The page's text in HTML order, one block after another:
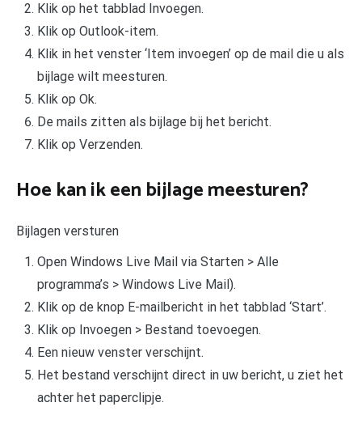
Klik op het tabblad Invoegen.
Klik op Outlook-item.
Klik in het venster ‘Item invoegen’ op de mail die u als
bijlage wilt meesturen.
Klik op Ok.
De mails zitten als bijlage bij het bericht.
Klik op Verzenden.
Hoe kan ik een bijlage meesturen?
Bijlagen versturen
Open Windows Live Mail via Starten > Alle
programma’s > Windows Live Mail).
Klik op de knop E-mailbericht in het tabblad ‘Start’.
Klik op Invoegen > Bestand toevoegen.
Een nieuw venster verschijnt.
Het bestand verschijnt direct in uw bericht, u ziet het
achter het paperclipje.